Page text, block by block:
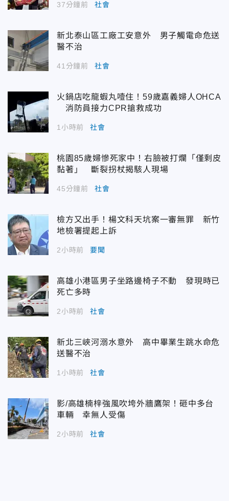
37分鐘前 社會
新北泰山區工廠工安意外 男子觸電命危送
醫不治
41分鐘前 社會
火鍋店吃龍蝦丸噎住！59歲嘉義婦人OHCA
消防員接力CPR搶救成功
1小時前 社會
桃園85歲婦慘死家中！右臉被打爛「僅剩皮
黏著」 斷裂拐杖揭駭人現場
45分鐘前 社會
檢方又出手！楊文科天坑案一審無罪 新竹
地檢署提起上訴
2小時前 要聞
高雄小港區男子坐路邊椅子不動 發現時已
死亡多時
2小時前 社會
新北三峽河溺水意外 高中畢業生跳水命危
送醫不治
1小時前 社會
影/高雄楠梓強風吹垮外牆鷹架！砸中多台
車輛 幸無人受傷
2小時前 社會